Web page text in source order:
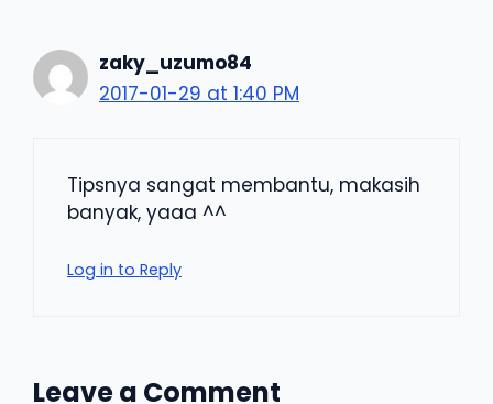
zaky_uzumo84
2017-01-29 at 1:40 PM
Tipsnya sangat membantu, makasih
banyak, yaaa ^^
Log in to Reply
Leave a Comment